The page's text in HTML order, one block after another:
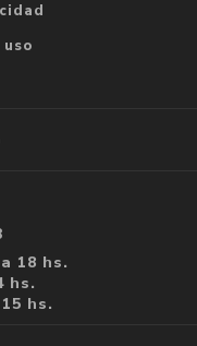
18 hs.
hs.
hs.